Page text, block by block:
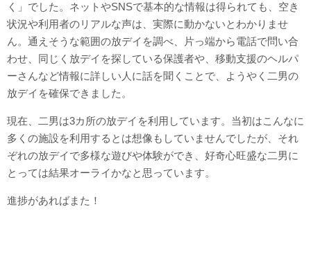
く」でした。ネットやSNSで基本的な情報は得られても、空き
状況や利用者のリアルな声は、実際に動かないとわかりませ
ん。通えそうな範囲の放デイを調べ、片っ端から電話で問い合
わせ、同じく放デイを探している保護者や、移動支援のヘルパ
ーさんなど情報に詳しい人に話を聞くことで、ようやく二男の
放デイを確保できました。
現在、二男は3カ所の放デイを利用しています。当初はこんなに
多くの施設を利用するとは想像もしていませんでしたが、それ
ぞれの放デイで多様な遊びや体験ができ、好奇心旺盛な二男に
とっては結果オーライかなと思っています。
進捗があればまた！